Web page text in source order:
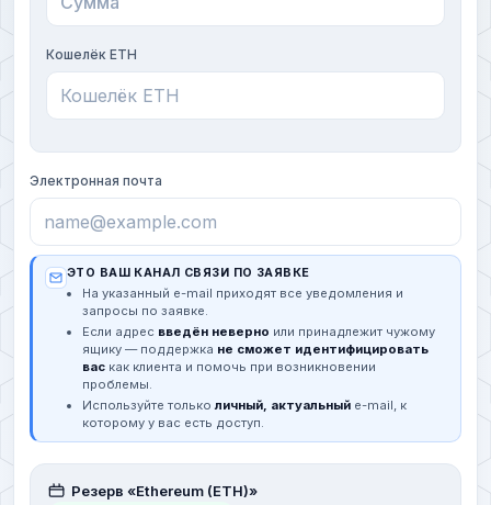
Кошелёк ETH
Электронная почта
ЭТО ВАШ КАНАЛ СВЯЗИ ПО ЗАЯВКЕ
На указанный e-mail приходят все уведомления и
запросы по заявке.
Если адрес введён неверно или принадлежит чужому
ящику — поддержка не сможет идентифицировать
вас как клиента и помочь при возникновении
проблемы.
Используйте тольколичный, актуальный e-mail, к
которому у вас есть доступ.
Резерв «Ethereum (ETH)»